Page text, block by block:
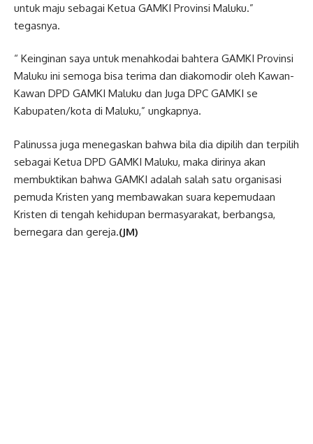
untuk maju sebagai Ketua GAMKI Provinsi Maluku.”
tegasnya.
“ Keinginan saya untuk menahkodai bahtera GAMKI Provinsi
Maluku ini semoga bisa terima dan diakomodir oleh Kawan-
Kawan DPD GAMKI Maluku dan Juga DPC GAMKI se
Kabupaten/kota di Maluku,” ungkapnya.
Palinussa juga menegaskan bahwa bila dia dipilih dan terpilih
sebagai Ketua DPD GAMKI Maluku, maka dirinya akan
membuktikan bahwa GAMKI adalah salah satu organisasi
pemuda Kristen yang membawakan suara kepemudaan
Kristen di tengah kehidupan bermasyarakat, berbangsa,
bernegara dan gereja.(JM)